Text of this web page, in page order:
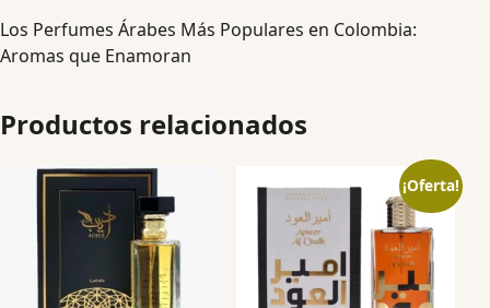
Los Perfumes Árabes Más Populares en Colombia:
Aromas que Enamoran
Productos relacionados
¡Oferta!